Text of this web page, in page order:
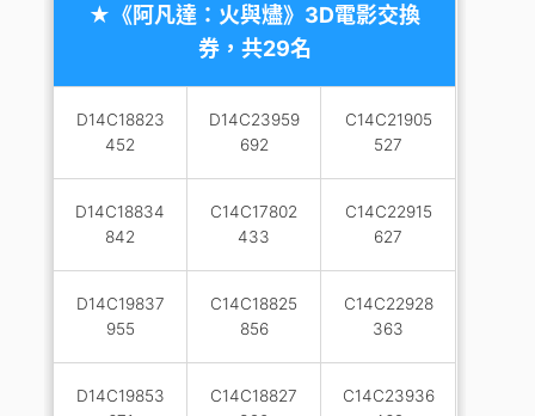
★《阿凡達：火與燼》3D電影交換
券，共29名
D14C18823
452
D14C23959
692
C14C21905
527
D14C18834
842
C14C17802
433
C14C22915
627
D14C19837
955
C14C18825
856
C14C22928
363
D14C19853
C14C18827
C14C23936